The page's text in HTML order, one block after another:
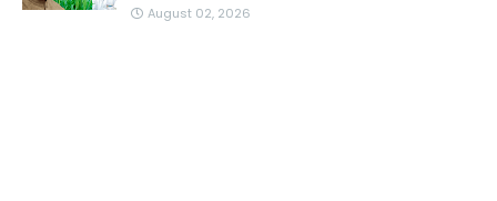
August 02, 2026